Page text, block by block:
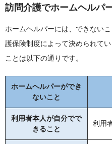
訪問介護でホームヘルパ
ホームヘルパーには、できない
護保険制度によって決められて
ことは以下の通りです。
ホームヘルパーができ
ないこと
利用者本人が自分でで
きること
利用